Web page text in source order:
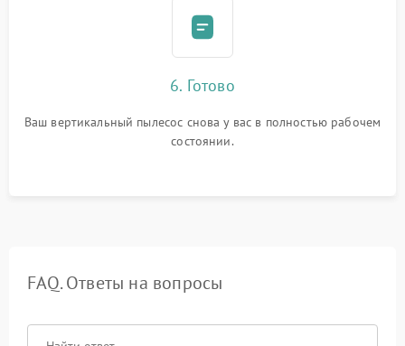
6. Готово
Ваш вертикальный пылесос снова у вас в полностью рабочем
состоянии.
FAQ. Ответы на вопросы